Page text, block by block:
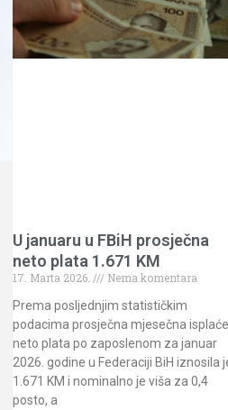
U januaru u FBiH prosječna
neto plata 1.671 KM
17. Marta 2026.
Nema komentara
Prema posljednjim statističkim
podacima prosječna mjesečna
neto plata po zaposlenom za januar
2026. godine u Federaciji BiH iznosila
1.671 KM i nominalno je viša za 0,4
posto, a